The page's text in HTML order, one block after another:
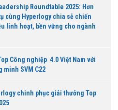
Roundtable 2025: Hơn
cùng Hyperlogy chia sẻ chiến
linh hoạt, bền vững cho ngành
Công nghiệp 4.0 Việt Nam với
minh SVM C22
chinh phục giải thưởng Top